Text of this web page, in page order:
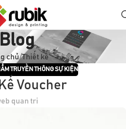
Blog
chủ Thiết kế
TRUYỀN THÔNG SỰ KIỆN
Voucher
quan tri